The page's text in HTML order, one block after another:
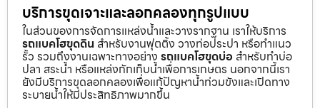
บริการขุดเจาะและลอกคลองทุกรูปแบบ
ในส่วนของการจัดการแหล่งน้ำและวางรากฐาน เราให้บริการ
รถแบคโฮขุดดิน สำหรับงานฟุตติ้ง วางท่อประปา หรือทำแนว
รั้ว รวมถึงงานเฉพาะทางอย่าง รถแบคโฮขุดบ่อ สำหรับทำบ่อ
ปลา สระน้ำ หรือแหล่งกักเก็บน้ำเพื่อการเกษตร นอกจากนี้เรา
ยังมีบริการขุดลอกคลองเพื่อแก้ปัญหาน้ำท่วมขังและเปิดทาง
ระบายน้ำให้มีประสิทธิภาพมากขึ้น